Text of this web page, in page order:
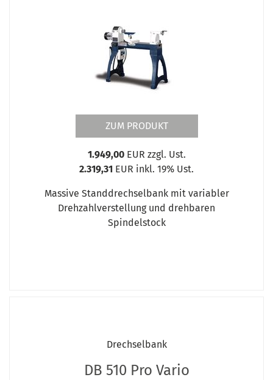
ZUM PRODUKT
1.949,00EUR zzgl. Ust.
2.319,31 EUR inkl. 19% Ust.
Massive Standdrechselbank mit variabler
Drehzahlverstellung und drehbaren
Spindelstock
Drechselbank
DB 510 Pro Vario